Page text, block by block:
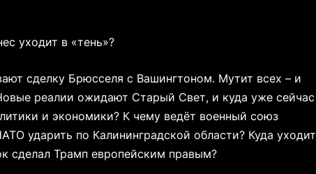
уходит в «тень»?
сделку Брюсселя с Вашингтоном. Мутит всех – и
реалии ожидают Старый Свет, и куда уже сейчас
и экономики? К чему ведёт военный союз
ударить по Калининградской области? Куда уходит
сделал Трамп европейским правым?